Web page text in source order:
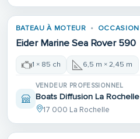
BATEAU À MOTEUR OCCASION
Eider Marine Sea Rover 590
1 × 85 ch 6,5 m × 2,45 m
VENDEUR PROFESSIONNEL
Boats Diffusion La Rochelle
17 000 La Rochelle